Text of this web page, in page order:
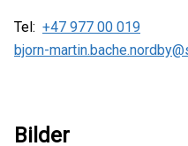
Tel: +47 977 00 019
bjorn-
Bilder